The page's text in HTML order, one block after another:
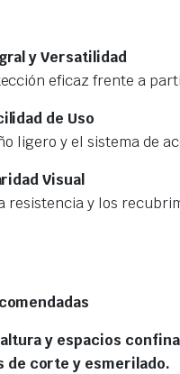
y Versatilidad
eficaz frente a
de Uso
ligero y el sistema de
Visual
resistencia y los
y espacios
de corte y esmerilado.